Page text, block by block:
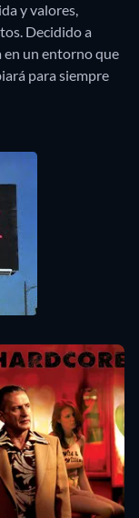
y valores,
Decidido a
en un entorno que
para siempre